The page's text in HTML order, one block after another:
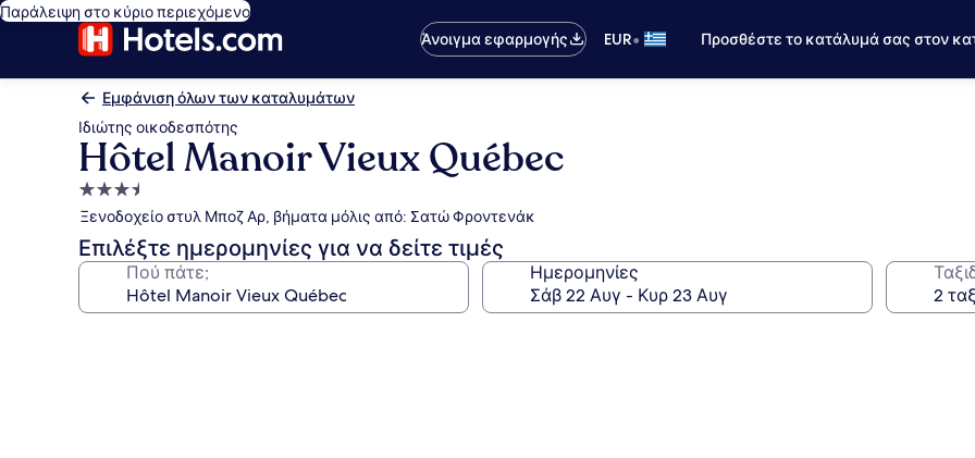
Παράλειψη στο κύριο περιεχόμενο
Άνοιγμα εφαρμογής
EUR• Προσθέστε το κατάλυμά σας στον
Εμφάνιση όλων των καταλυμάτων
Ιδιώτης οικοδεσπότης
Hôtel Manoir Vieux Québec
Κατάλυμα
με
3.5
αστέρια
Ξενοδοχείο στυλ Μποζ Αρ, βήματα μόλις από: Σατώ Φροντενάκ
Επιλέξτε ημερομηνίες για να δείτε τιμές
Πού πάτε; Ημερομηνίες